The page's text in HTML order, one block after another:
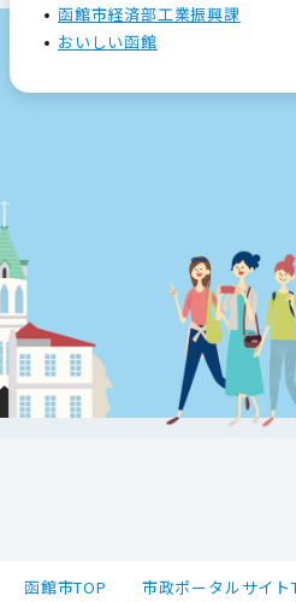
函館市経済部工業振興課
おいしい函館
函館市TOP
市政ポータルサイト